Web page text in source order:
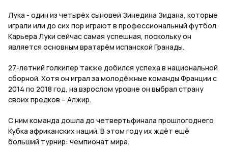
Лука - один из четырёх сыновей Зинедина Зидана, которые
играли или до сих пор играют в профессиональный футбол.
Карьера Луки сейчас самая успешная, поскольку он
является основным вратарём испанской Гранады.
27-летний голкипер также добился успеха в национальной
сборной. Хотя он играл за молодёжные команды Франции с
2014 по 2018 год, на взрослом уровне он выбрал страну
своих предков – Алжир.
С ним команда дошла до четвертьфинала прошлогоднего
Кубка африканских наций. В этом году их ждёт ещё
больший турнир: чемпионат мира.